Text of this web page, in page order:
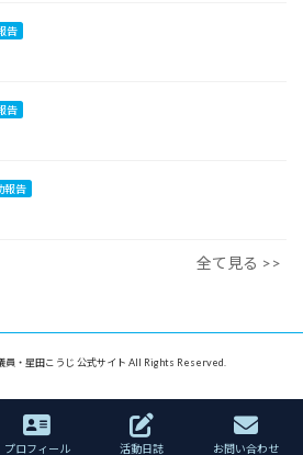
告
告
報告
全て見る >>
・星田こうじ 公式サイト All Rights Reserved.
プロフィール 活動日誌 お問い合わせ